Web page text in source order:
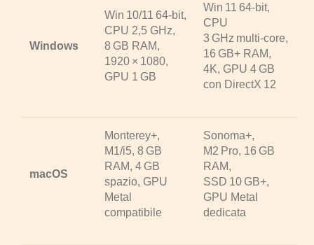
Windows
Win 10/11 64‑bit,
CPU 2,5 GHz,
8 GB RAM,
1920 × 1080,
GPU 1 GB
Win 11 64‑bit,
CPU
3 GHz multi‑core,
16 GB+ RAM,
4K, GPU 4 GB
con DirectX 12
macOS
Monterey+,
M1/i5, 8 GB
RAM, 4 GB
spazio, GPU
Metal
compatibile
Sonoma+,
M2 Pro, 16 GB
RAM,
SSD 10 GB+,
GPU Metal
dedicata